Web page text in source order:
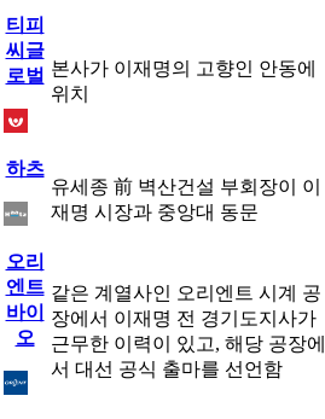
티피
씨글
로벌 본사가 이재명의 고향인 안동에
위치
하츠
유세종 前 벽산건설 부회장이 이
재명 시장과 중앙대 동문
오리
엔트
바이
오
같은 계열사인 오리엔트 시계 공
장에서 이재명 전 경기도지사가
근무한 이력이 있고, 해당 공장에
서 대선 공식 출마를 선언함